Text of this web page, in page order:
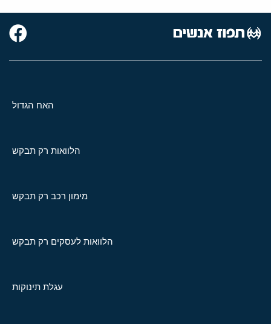
האח הגדול
הלוואות רק תבקש
מימון רכב רק תבקש
הלוואות לעסקים רק תבקש
עגלת תינוקות